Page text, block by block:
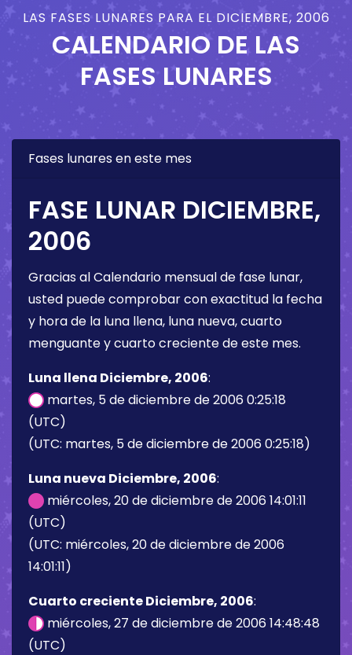
LAS FASES LUNARES PARA EL DICIEMBRE, 2006
CALENDARIO DE LAS
FASES LUNARES
Fases lunares en este mes
FASE LUNAR DICIEMBRE,
2006
Gracias al Calendario mensual de fase lunar,
usted puede comprobar con exactitud la fecha
y hora de la luna llena, luna nueva, cuarto
menguante y cuarto creciente de este mes.
Luna llena Diciembre, 2006:
martes, 5 de diciembre de 2006 0:25:18
(UTC)
(UTC: martes, 5 de diciembre de 2006 0:25:18)
Luna nueva Diciembre, 2006:
miércoles, 20 de diciembre de 2006 14:01:11
(UTC)
(UTC: miércoles, 20 de diciembre de 2006
14:01:11)
Cuarto creciente Diciembre, 2006:
miércoles, 27 de diciembre de 2006 14:48:48
(UTC)